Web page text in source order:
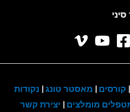
| קורסים | מאסטר טונג | נקודות
מומלצים | יצירת קשר